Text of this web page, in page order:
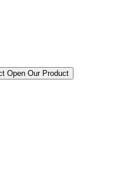
Open Our Product